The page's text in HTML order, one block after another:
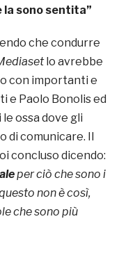
la sono sentita”
che condurre
lo avrebbe
con importanti e
e Paolo Bonolis ed
ossa dove gli
comunicare. Il
concluso dicendo:
per ciò che sono i
non è così,
che sono più